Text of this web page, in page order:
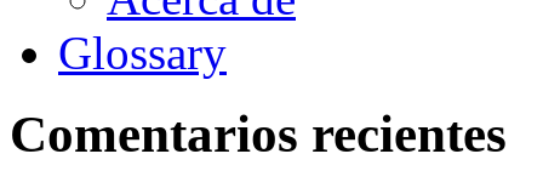
Glossary
Comentarios recientes